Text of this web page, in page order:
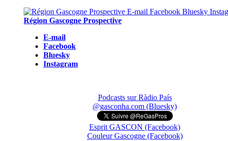
Région Gascogne Prospective
E-mail
Facebook
Bluesky
Instagram
Podcasts sur Ràdio País
@gasconha.com (Bluesky)
Esprit GASCON (Facebook)
Couleur Gascogne (Facebook)